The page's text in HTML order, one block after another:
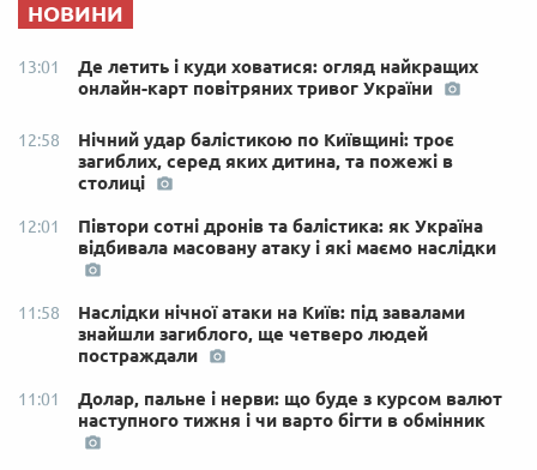
НОВИНИ
13:01
Де летить і куди ховатися: огляд найкращих
онлайн-карт повітряних тривог України
12:58
Нічний удар балістикою по Київщині: троє
загиблих, серед яких дитина, та пожежі в
столиці
12:01
Півтори сотні дронів та балістика: як Україна
відбивала масовану атаку і які маємо наслідки
11:58
Наслідки нічної атаки на Київ: під завалами
знайшли загиблого, ще четверо людей
постраждали
11:01
Долар, пальне і нерви: що буде з курсом валют
наступного тижня і чи варто бігти в обмінник